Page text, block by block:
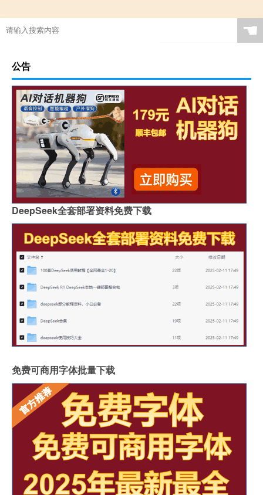
☚
公告
DeepSeek全套部署资料免费下载
免费可商用字体批量下载